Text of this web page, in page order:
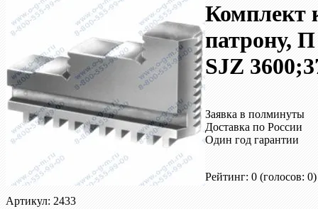
Комплект
патрону,
SJZ
Заявка в полминуты
Доставка по России
Один год гарантии
Рейтинг: 0 (голосов: 0)
Артикул: 2433